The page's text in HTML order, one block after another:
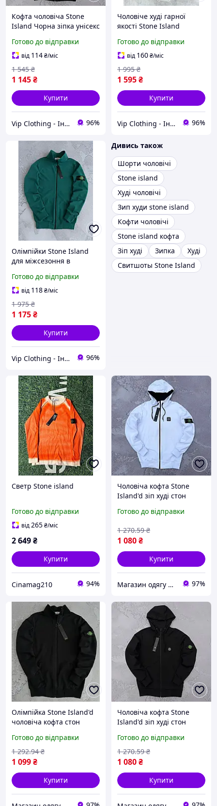
Кофта чоловіча Stone
Island Чорна зіпка унісекс
Худі модні з капюшоном
на весну та осінь
Готово до відправки
від 114₴/міс
1 145₴
1 545 ₴
Купити
Vip Clothing - Інтернет магазин брендового одягу 96%
Чоловіче худі гарної
якості Stone Island
флісі Стон Айленд чорна,
Толстовка з капюшоном і
кишенями
Готово до відправки
від 160₴/міс
1 595₴
1 995 ₴
Купити
Vip Clothing - Інтернет магазин брендового одягу 96%
Олімпійки Stone Island
для міжсезоння в
Брендовий батник Стон
Айленд без капюшона,
Легка олімпійка на кожен
день
Готово до відправки
від 118₴/міс
1 175₴
1 975 ₴
Купити
Vip Clothing - Інтернет магазин брендового одягу 96%
Дивись також
Шорти чоловічі
Stone island
Худі чоловічі
Зип худи stone island
Кофти чоловічі
Stone island кофта
Зіп худі
Зипка
Худі
Свитшоты Stone Island
Светр Stone island
Готово до відправки
від265₴/міс
2 649₴
Купити
Cinamag210 94%
Чоловіча кофта Stone
Island'd зіп худі стон
весна осінь білий
Готово до відправки
1 080₴
1 270.59 ₴
Купити
Магазин одягу та взуття Bootlords 97%
Олімпійка Stone Island'd
чоловіча кофта стон
Готово до відправки
1 099₴
1 292.94 ₴
Купити
Чоловіча кофта Stone
Island'd зіп худі стон
весна осінь чорний
Готово до відправки
1 080₴
1 270.59 ₴
Купити